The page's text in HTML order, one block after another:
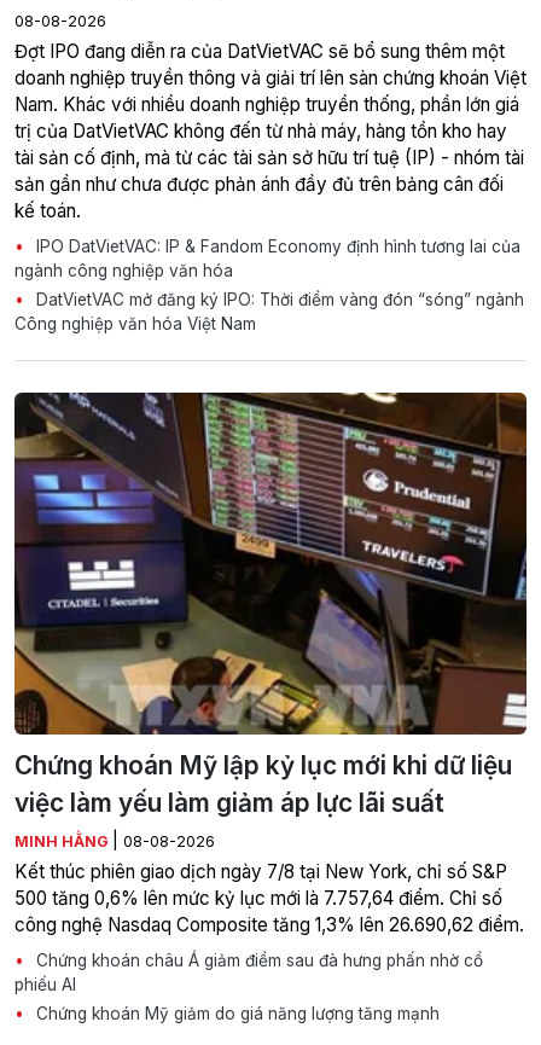
08-08-2026
Đợt IPO đang diễn ra của DatVietVAC sẽ bổ sung thêm một
doanh nghiệp truyền thông và giải trí lên sàn chứng khoán Việt
Nam. Khác với nhiều doanh nghiệp truyền thống, phần lớn giá
trị của DatVietVAC không đến từ nhà máy, hàng tồn kho hay
tài sản cố định, mà từ các tài sản sở hữu trí tuệ (IP) - nhóm tài
sản gần như chưa được phản ánh đầy đủ trên bảng cân đối
kế toán.
IPO DatVietVAC: IP & Fandom Economy định hình tương lai của
ngành công nghiệp văn hóa
DatVietVAC mở đăng ký IPO: Thời điểm vàng đón “sóng” ngành
Công nghiệp văn hóa Việt Nam
Chứng khoán Mỹ lập kỷ lục mới khi dữ liệu
việc làm yếu làm giảm áp lực lãi suất
MINH HẰNG 08-08-2026
Kết thúc phiên giao dịch ngày 7/8 tại New York, chỉ số S&P
500 tăng 0,6% lên mức kỷ lục mới là 7.757,64 điểm. Chỉ số
công nghệ Nasdaq Composite tăng 1,3% lên 26.690,62 điểm.
Chứng khoán châu Á giảm điểm sau đà hưng phấn nhờ cổ
phiếu AI
Chứng khoán Mỹ giảm do giá năng lượng tăng mạnh